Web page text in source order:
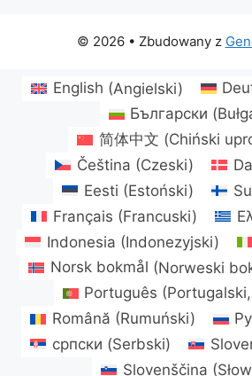
© 2026 • Zbudowany z
English (Angielski)
Български (
简体中文 (Chiński
Čeština (Czeski)
Eesti (Estoński)
Français (Francuski)
Indonesia (Indonezyjski)
Norsk bokmål (Norweski
Português (
Română (Rumuński)
српски (Serbski)
Slovenščina (